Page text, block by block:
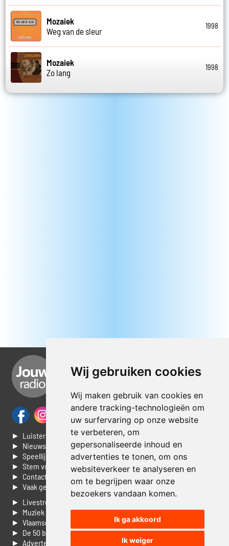
Wij gebruiken cookies
Wij maken gebruik van cookies en
andere tracking-technologieën om
uw surfervaring op onze website
te verbeteren, om
gepersonaliseerde inhoud en
advertenties te tonen, om ons
websiteverkeer te analyseren en
om te begrijpen waar onze
bezoekers vandaan komen.
Ik ga akkoord
Ik weiger
Mozaiek
Weg van de sleur
1998
Mozaiek
Zo lang
1998
► Luisteren naar Jouwradio
► Nieuws
► Speellijst
► Stem voor de Dag top 3
► Contacteer ons
► Vaak gestelde vragen
► Livestream informatie
► Muziek opzoeken
► Vlaamse 100 Aller tijden
► De 50 beste van...
► Adverteren op Jouwradio